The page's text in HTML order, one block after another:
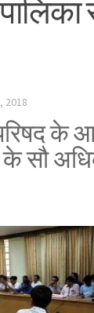
2018
के
के सौ